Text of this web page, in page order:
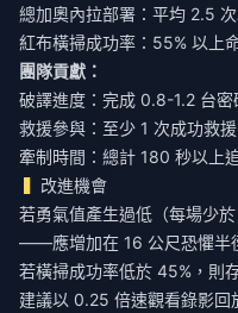
總加奧內拉部署：平均 2.5 次
紅布橫掃成功率：55% 以上
團隊貢獻：
破譯進度：完成 0.8-1.2 台密
救援參與：至少 1 次成功救
牽制時間：總計 180 秒以上
改進機會
若勇氣值產生過低（每場少
——應增加在 16 公尺恐懼半
若橫掃成功率低於 45%，則
建議以 0.25 倍速觀看錄影回